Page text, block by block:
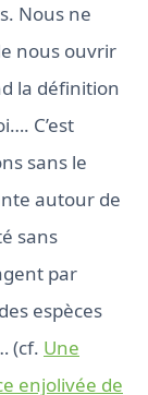
Nous ne
nous ouvrir
la définition
C’est
sans le
autour de
sans
par
espèces
(cf. Une
enjolivée de